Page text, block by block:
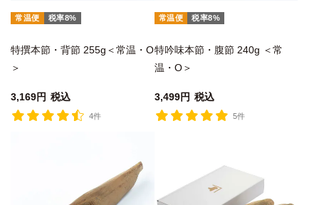
常温便 税率8%
特撰本節・背節 255g＜常温・O
＞
3,169 税込
4件
常温便 税率8%
特吟味本節・腹節 240g ＜常
温・O＞
3,499 税込
5件